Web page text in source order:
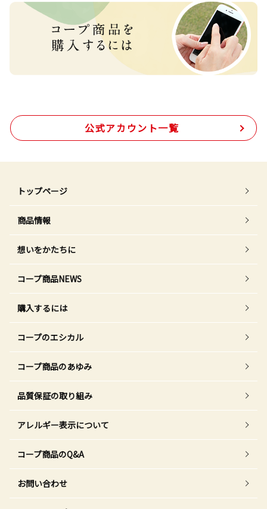
公式アカウント一覧
トップページ
商品情報
想いをかたちに
コープ商品NEWS
購入するには
コープのエシカル
コープ商品のあゆみ
品質保証の取り組み
アレルギー表示について
コープ商品のQ&A
お問い合わせ